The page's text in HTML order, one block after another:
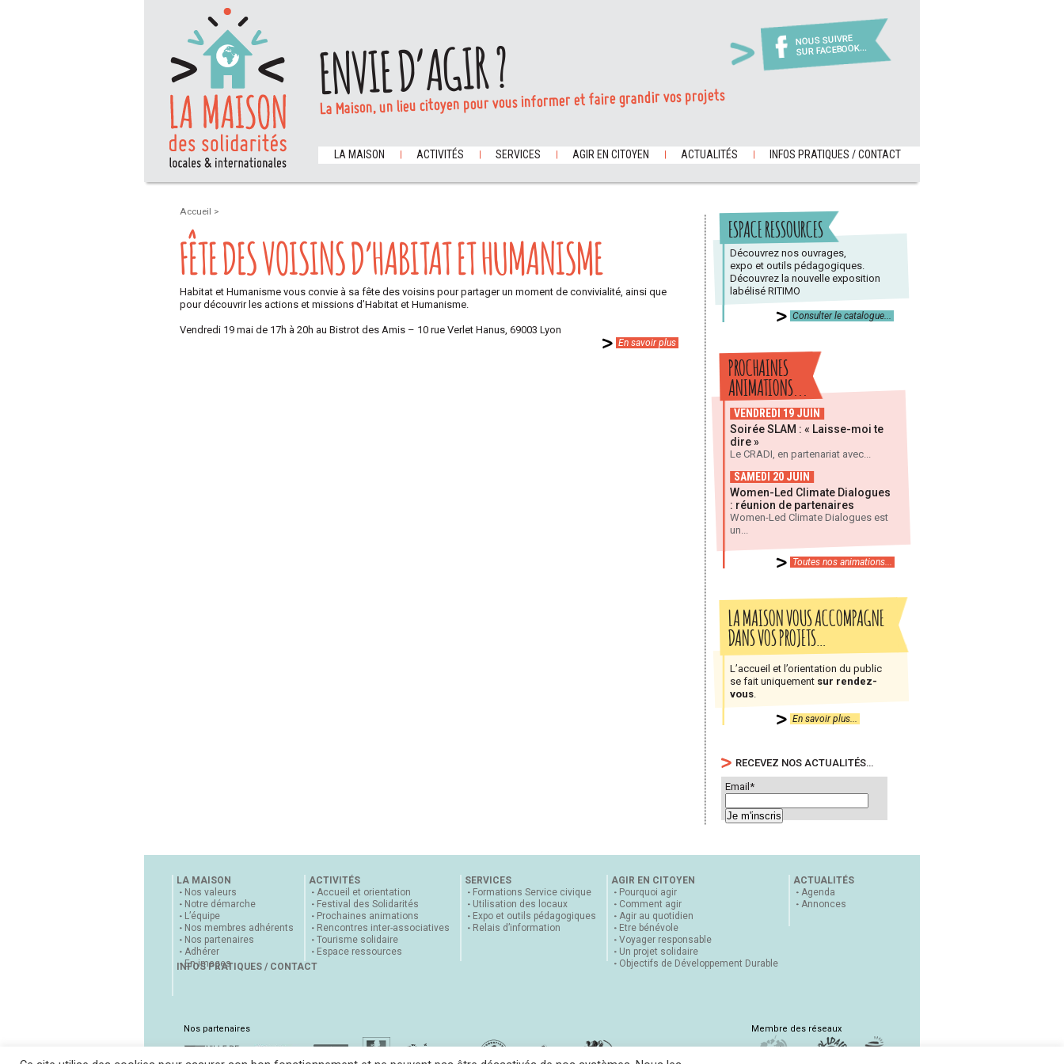
NOUS SUIVRE
SUR FACEBOOK...
ENVIE D’AGIR ?
La Maison, un lieu citoyen pour vous informer et faire grandir vos projets
LA MAISON ACTIVITÉS SERVICES AGIR EN CITOYEN ACTUALITÉS INFOS PRATIQUES / CONTACT
Accueil >
FÊTE DES VOISINS D’HABITAT ET HUMANISME
Habitat et Humanisme vous convie à sa fête des voisins pour partager un moment de convivialité, ainsi que
pour découvrir les actions et missions d’Habitat et Humanisme.
Vendredi 19 mai de 17h à 20h au Bistrot des Amis – 10 rue Verlet Hanus, 69003 Lyon
En savoir plus
ESPACE RESSOURCES
Découvrez nos ouvrages,
expo et outils pédagogiques.
Découvrez la nouvelle exposition
labélisé RITIMO
Consulter le catalogue...
PROCHAINES
ANIMATIONS...
VENDREDI 19 JUIN
Soirée SLAM : « Laisse-moi te
dire »
Le CRADI, en partenariat avec...
SAMEDI 20 JUIN
Women-Led Climate Dialogues
: réunion de partenaires
Women-Led Climate Dialogues est
un...
Toutes nos animations...
LA MAISON VOUS ACCOMPAGNE
DANS VOS PROJETS…
L’accueil et l’orientation du public
se fait uniquement sur rendez-
vous
En savoir plus...
RECEVEZ NOS ACTUALITÉS…
Email*
LA MAISON
Nos valeurs
Notre démarche
L’équipe
Nos membres adhérents
Nos partenaires
Adhérer
En images
ACTIVITÉS
Accueil et orientation
Festival des Solidarités
Prochaines animations
Rencontres inter-associatives
Tourisme solidaire
Espace ressources
SERVICES
Formations Service civique
Utilisation des locaux
Expo et outils pédagogiques
Relais d’information
AGIR EN CITOYEN
Pourquoi agir
Comment agir
Agir au quotidien
Etre bénévole
Voyager responsable
Un projet solidaire
Objectifs de Développement Durable
ACTUALITÉS
Agenda
Annonces
INFOS PRATIQUES / CONTACT
Nos partenaires Membre des réseaux